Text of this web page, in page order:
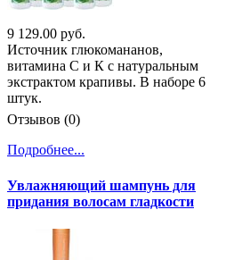
9 129.00 руб.
Источник глюкомананов,
витамина С и К с натуральным
экстрактом крапивы. В наборе 6
штук.
Отзывов (0)
Подробнее...
Увлажняющий шампунь для
придания волосам гладкости